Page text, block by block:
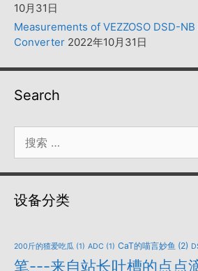
10月31日
Measurements of VEZZOSO DSD-
Converter 2022年10月31日
Search
索：
设备分类
200斤的猹爱吃瓜 (1) ADC (1) CaT的喵言妙鱼 (2)
笔---来自站长吐槽的点点